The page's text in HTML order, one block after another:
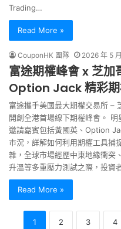
Trading…
Read More »
CouponHK 團隊 2026 年 5
富途期權峰會 x 芝
Option Jack 精彩期
富途攜手美國最大期權交易所 –
開創全港首場線下期權峰會。
邀請嘉賓包括黃國英、Option
市況，詳解如何利用期權工具捕
雜，全球市場經歷中東地緣衝突
升溫等多重壓力測試之際，投資
Read More »
1 2 3 4